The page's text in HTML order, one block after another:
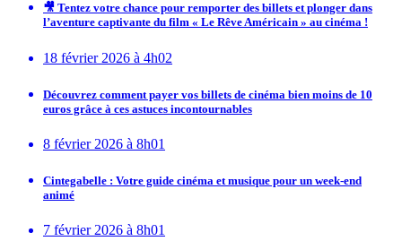
🎥 Tentez votre chance pour remporter des billets et plonger dans
l’aventure captivante du film « Le Rêve Américain » au cinéma !
18 février 2026 à 4h02
Découvrez comment payer vos billets de cinéma bien moins de 10
euros grâce à ces astuces incontournables
8 février 2026 à 8h01
Cintegabelle : Votre guide cinéma et musique pour un week-end
animé
7 février 2026 à 8h01